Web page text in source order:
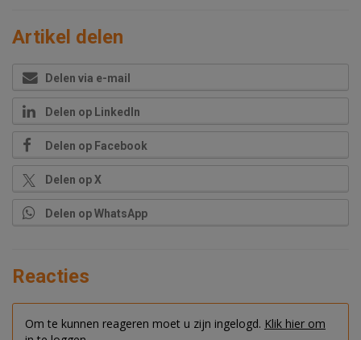
Artikel delen
Delen via e-mail
Delen op LinkedIn
Delen op Facebook
Delen op X
Delen op WhatsApp
Reacties
Om te kunnen reageren moet u zijn ingelogd. Klik hier om